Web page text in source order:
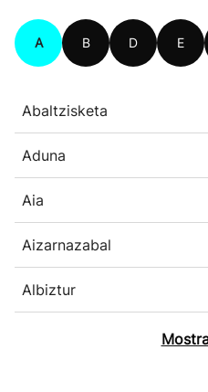
A B D E
Abaltzisketa
Aduna
Aia
Aizarnazabal
Albiztur